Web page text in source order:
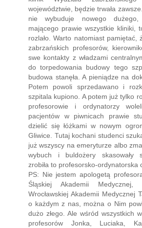
województwie, będzie trwała
nie wybuduje nowego dużego,
mającego prawie wszystkie kliniki,
rozlało. Warto natomiast pamiętać,
zabrzańskich profesorów,
swe kontakty z władzami
do torpedowania budowy tego
budowa stanęła. A pieniądze na
Potem powoli sprzedawano i
szpitala kupiono. A potem już tylko
profesorowie i ordynatorzy
pacjentów w piwnicach prawie
dzielić się łóżkami w nowym
Gliwice. Tutaj kochani studenci
już wszyscy na emeryturze albo
wybuch i buldożery skasowały
zrobiła to profesorsko-ordynatorska
PS: Nie jestem apologetą
Śląskiej Akademii Medycznej,
Wrocławskiej Akademii Medycznej
o każdym z nas, można o Nim
dużo złego. Ale wśród wszystkich
profesorów Jonka, Luciaka,